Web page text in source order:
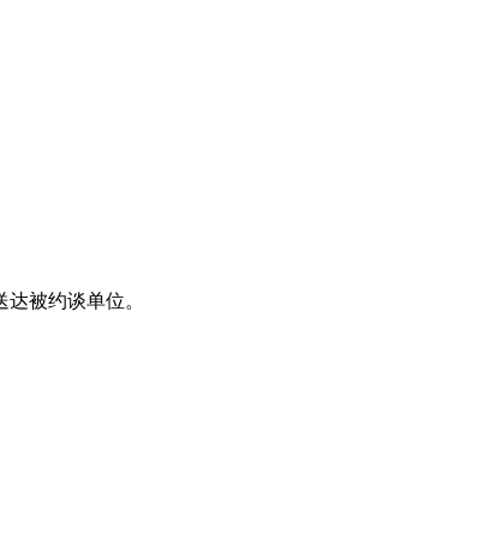
被约谈单位。